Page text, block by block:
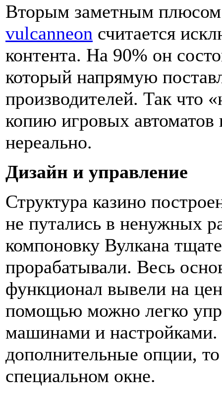
Вторым заметным плюсом
vulcanneon считается
контента. На 90% он
который напрямую
производителей. Так что
копию игровых автоматов
нереально.
Дизайн и управление
Структура казино
не путались в ненужных
компоновку Вулкана
прорабатывали. Весь
функционал вывели на
помощью можно легко
машинами и настройками.
дополнительные опции,
специальном окне.